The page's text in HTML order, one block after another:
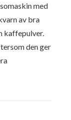
med
av bra
kaffepulver.
den ger